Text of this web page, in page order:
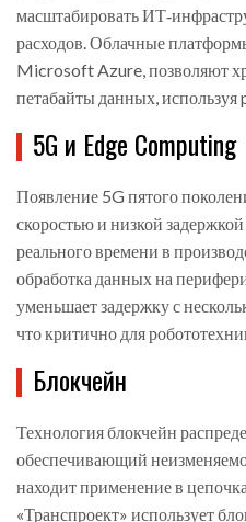
масштабировать
расходов. Облачные
Microsoft Azure, позволяют
петабайты данных, используя
5G и Edge Computing
Появление 5Gпятого
скоростью и низкой задержкой
реального времени в
обработка данных на
уменьшает задержку с
что критично для
Блокчейн
Технологияблокчейн
обеспечивающий
находит применение в
«Транспроект» использует